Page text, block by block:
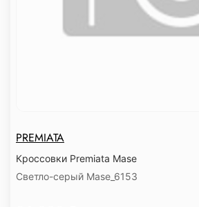
PREMIATA
Кроссовки Premiata Mase
Светло-серый Mase_6153